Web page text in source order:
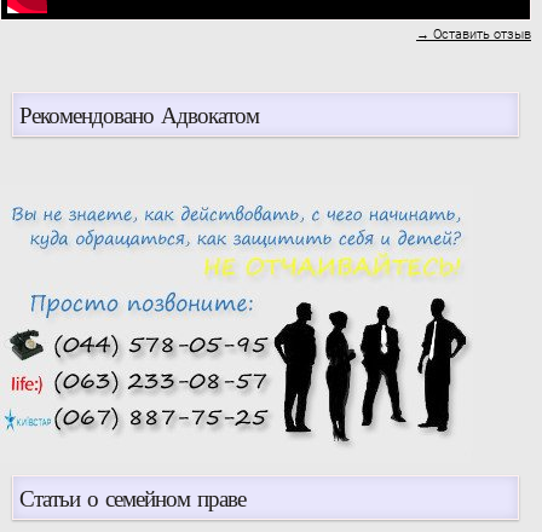
→ Оставить отзыв
Рекомендовано Адвокатом
Статьи о семейном праве